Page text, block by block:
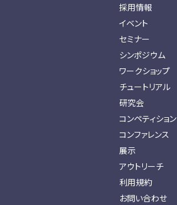
採用情報
イベント
セミナー
シンポジウム
ワークショップ
チュートリアル
研究会
コンペティション
コンファレンス
展示
アウトリーチ
利用規約
お問い合わせ